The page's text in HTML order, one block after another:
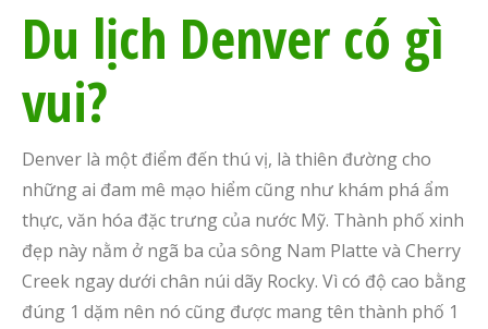
Du lịch Denver có gì
vui?
Denver là một điểm đến thú vị, là thiên đường cho
những ai đam mê mạo hiểm cũng như khám phá ẩm
thực, văn hóa đặc trưng của nước Mỹ. Thành phố xinh
đẹp này nằm ở ngã ba của sông Nam Platte và Cherry
Creek ngay dưới chân núi dãy Rocky. Vì có độ cao bằng
đúng 1 dặm nên nó cũng được mang tên thành phố 1